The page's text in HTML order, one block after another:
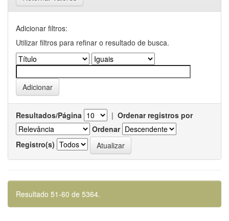
Adicionar filtros:
Utilizar filtros para refinar o resultado de busca.
Resultados/Página | Ordenar registros por
Ordenar
Registro(s)
Resultado 51-60 de 5364.